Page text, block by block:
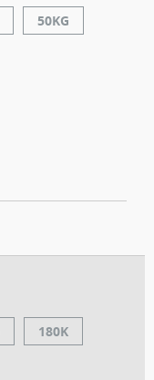
50KG
180K